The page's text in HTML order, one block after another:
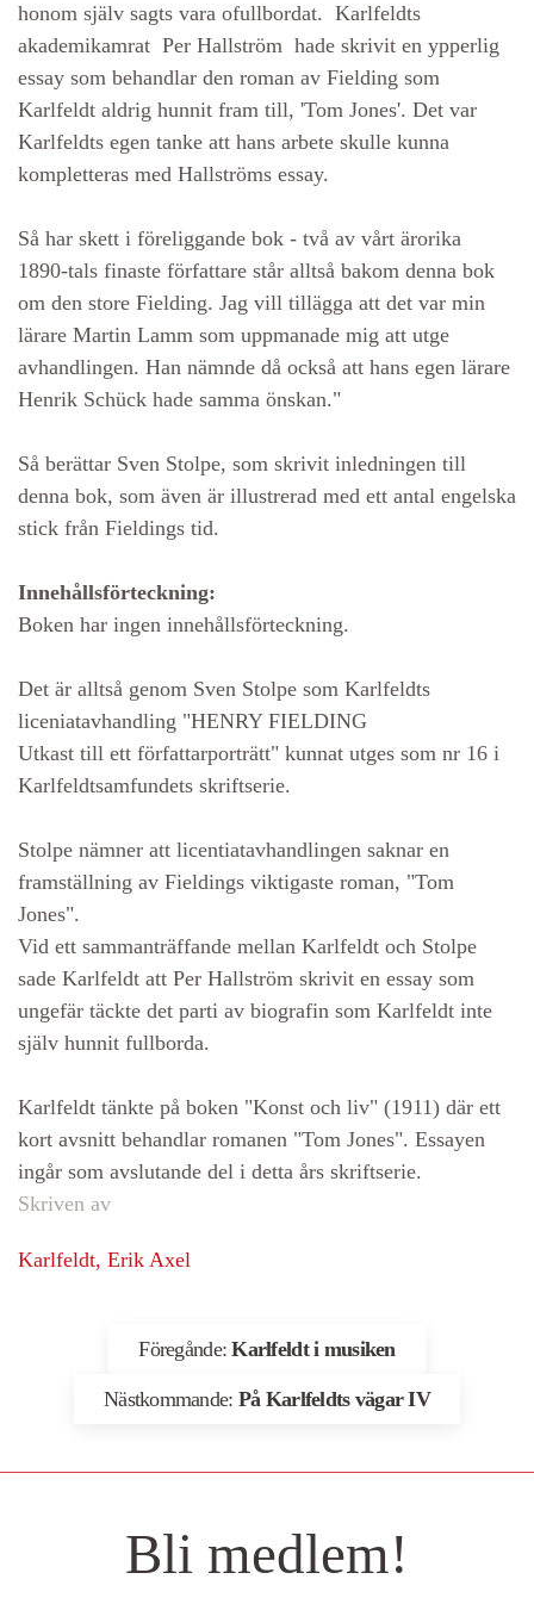
honom själv sagts vara ofullbordat. Karlfeldts
akademikamrat Per Hallström hade skrivit en ypperlig
essay som behandlar den roman av Fielding som
Karlfeldt aldrig hunnit fram till, 'Tom Jones'. Det var
Karlfeldts egen tanke att hans arbete skulle kunna
kompletteras med Hallströms essay.
Så har skett i föreliggande bok - två av vårt ärorika
1890-tals finaste författare står alltså bakom denna bok
om den store Fielding. Jag vill tillägga att det var min
lärare Martin Lamm som uppmanade mig att utge
avhandlingen. Han nämnde då också att hans egen lärare
Henrik Schück hade samma önskan."
Så berättar Sven Stolpe, som skrivit inledningen till
denna bok, som även är illustrerad med ett antal engelska
stick från Fieldings tid.
Innehållsförteckning:
Boken har ingen innehållsförteckning.
Det är alltså genom Sven Stolpe som Karlfeldts
liceniatavhandling "HENRY FIELDING
Utkast till ett författarporträtt" kunnat utges som nr 16 i
Karlfeldtsamfundets skriftserie.
Stolpe nämner att licentiatavhandlingen saknar en
framställning av Fieldings viktigaste roman, "Tom
Jones".
Vid ett sammanträffande mellan Karlfeldt och Stolpe
sade Karlfeldt att Per Hallström skrivit en essay som
ungefär täckte det parti av biografin som Karlfeldt inte
själv hunnit fullborda.
Karlfeldt tänkte på boken "Konst och liv" (1911) där ett
kort avsnitt behandlar romanen "Tom Jones". Essayen
ingår som avslutande del i detta års skriftserie.
Skriven av
Karlfeldt, Erik Axel
Föregånde:Karlfeldt i musiken
Nästkommande: På Karlfeldts vägar IV
Bli medlem!